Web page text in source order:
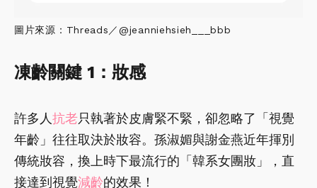
圖片來源：Threads／@jeanniehsieh___bbb
凍齡關鍵 1：妝感
許多人抗老只執著於皮膚緊不緊，卻忽略了「視覺
年齡」往往取決於妝容。孫淑媚與謝金燕近年揮別
傳統妝容，換上時下最流行的「韓系女團妝」，直
接達到視覺減齡的效果！